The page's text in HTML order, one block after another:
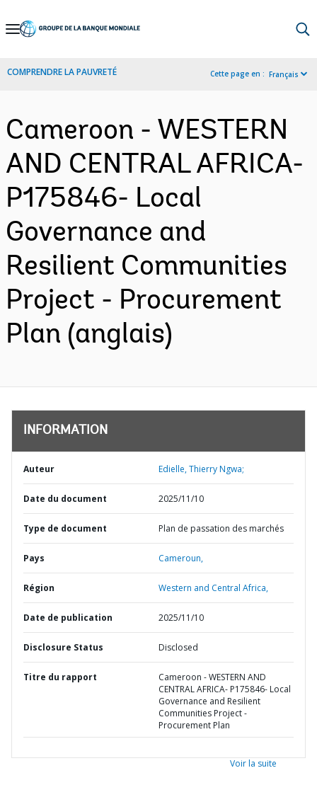
Skip
Navigation
COMPRENDRE LA PAUVRETÉ Cette page en : Français
Cameroon - WESTERN
AND CENTRAL AFRICA-
P175846- Local
Governance and
Resilient Communities
Project - Procurement
Plan (anglais)
INFORMATION
Auteur Edielle, Thierry Ngwa;
Date du document 2025/11/10
Type de document Plan de passation des marchés
Pays Cameroun,
Région Western and Central Africa,
Date de publication 2025/11/10
Disclosure Status Disclosed
Titre du rapport
Cameroon - WESTERN AND
CENTRAL AFRICA- P175846- Local
Governance and Resilient
Communities Project -
Procurement Plan
Voir la suite